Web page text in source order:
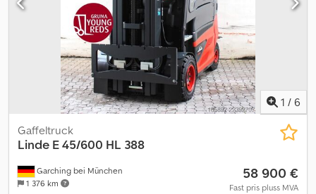
1 / 6
Garching bei München
1 376 km
Gaffeltruck
Linde E 45/600 HL 388
58 900 €
Fast pris pluss MVA